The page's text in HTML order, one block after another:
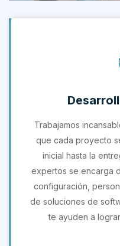
Trabajamos
que cada proyecto
inicial hasta la
expertos se encarga
configuración,
de soluciones de
te ayuden a